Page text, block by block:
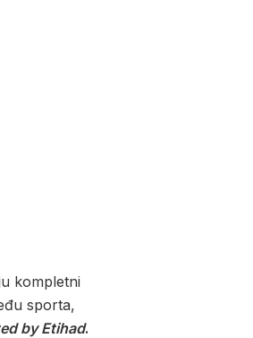
kompletni
sporta,
by Etihad.